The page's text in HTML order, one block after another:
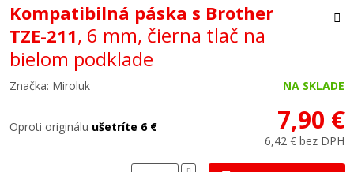
Kompatibilná páska s Brother
TZE-211, 6 mm, čierna tlač na
bielom podklade
Značka: Miroluk NA SKLADE
Oproti originálu ušetríte 6 € 7,90 €
6,42 € bez DPH